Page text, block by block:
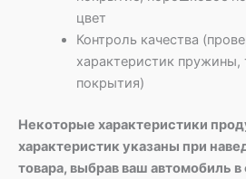
цвет
Контроль качества
характеристик пружины,
покрытия)
Некоторые характеристики
характеристик указаны при
товара, выбрав ваш автомобиль